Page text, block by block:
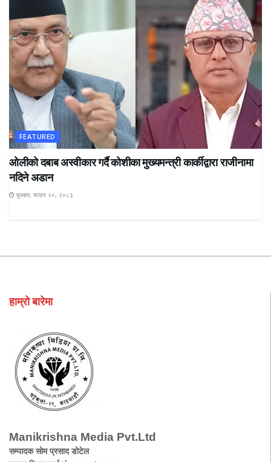
FEATURED
ओलीको दबाब अस्वीकार गर्दै कोशीका मुख्यमन्त्री कार्कीद्वारा राजीनामा
नदिने अडान
बुधबार, साउन २०, २०८३
हाम्रो बारेमा
Manikrishna Media Pvt.Ltd
सम्पादक सोम प्रसाद डोटेल